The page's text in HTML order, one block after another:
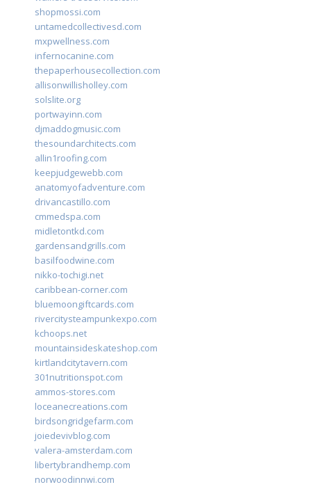
shopmossi.com
untamedcollectivesd.com
mxpwellness.com
infernocanine.com
thepaperhousecollection.com
allisonwillisholley.com
solslite.org
portwayinn.com
djmaddogmusic.com
thesoundarchitects.com
allin1roofing.com
keepjudgewebb.com
anatomyofadventure.com
drivancastillo.com
cmmedspa.com
midletontkd.com
gardensandgrills.com
basilfoodwine.com
nikko-tochigi.net
caribbean-corner.com
bluemoongiftcards.com
rivercitysteampunkexpo.com
kchoops.net
mountainsideskateshop.com
kirtlandcitytavern.com
301nutritionspot.com
ammos-stores.com
loceanecreations.com
birdsongridgefarm.com
joiedevivblog.com
valera-amsterdam.com
libertybrandhemp.com
norwoodinnwi.com